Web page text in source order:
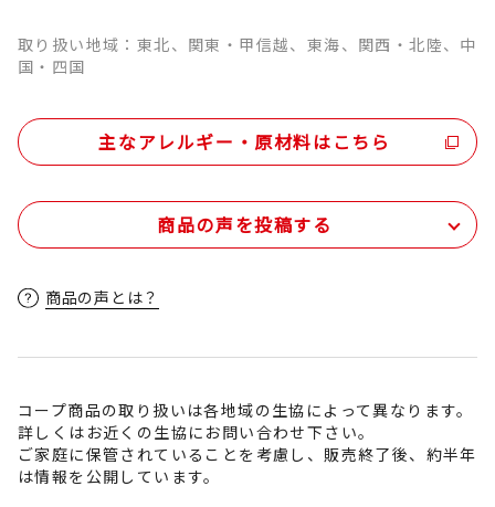
取り扱い地域：東北、関東・甲信越、東海、関西・北陸、中
国・四国
主なアレルギー・原材料はこちら
商品の声を投稿する
商品の声とは？
コープ商品の取り扱いは各地域の生協によって異なります。
詳しくはお近くの生協にお問い合わせ下さい。
ご家庭に保管されていることを考慮し、販売終了後、約半年
は情報を公開しています。